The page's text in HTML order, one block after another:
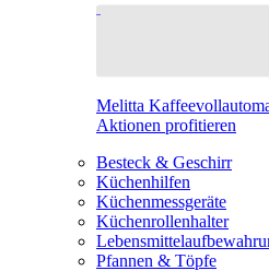
Melitta
Aktionen profitieren
Besteck & Geschirr
Küchenhilfen
Küchenmessgeräte
Küchenrollenhalter
Pfannen & Töpfe